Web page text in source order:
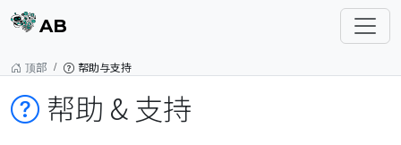
AB
顶部 帮助与支持
帮助 & 支持